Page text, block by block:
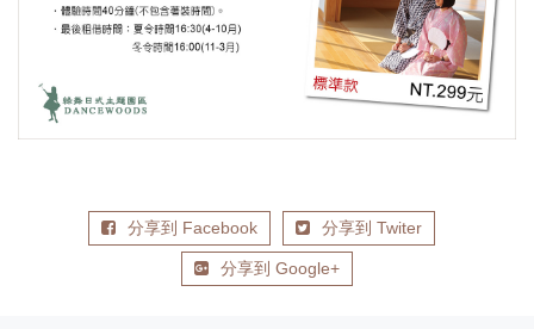
分享到 Facebook 分享到 Twiter
分享到 Google+